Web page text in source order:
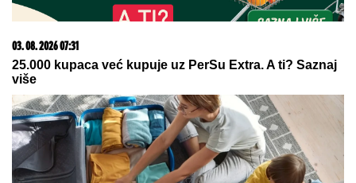
"Godinu dana mu ćutim!" Jovana
Jeremić je otkrila zbog čega joj je
prekipelo kad je reč o bivšem
vereniku Draganu Stankoviću